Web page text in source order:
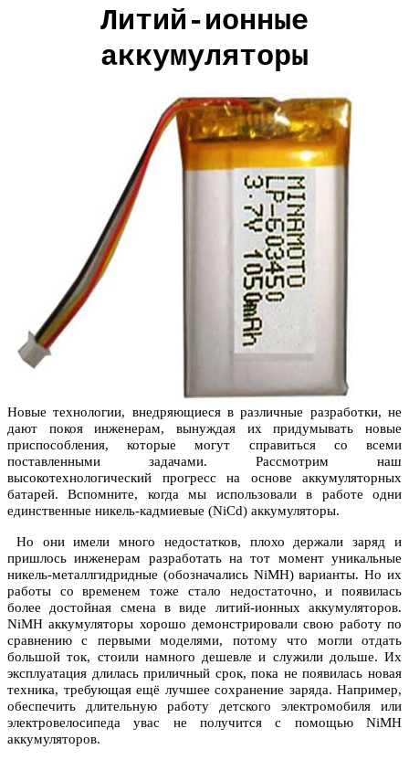
Литий-ионные
аккумуляторы
Новые технологии, внедряющиеся в различные разработки, не
дают покоя инженерам, вынуждая их придумывать новые
приспособления, которые могут справиться со всеми
поставленными задачами. Рассмотрим наш
высокотехнологический прогресс на основе аккумуляторных
батарей. Вспомните, когда мы использовали в работе одни
единственные никель-кадмиевые (NiCd) аккумуляторы.
Но они имели много недостатков, плохо держали заряд и
пришлось инженерам разработать на тот момент уникальные
никель-металлгидридные (обозначались NiMH) варианты. Но их
работы со временем тоже стало недостаточно, и появилась
более достойная смена в виде литий-ионных аккумуляторов.
NiMH аккумуляторы хорошо демонстрировали свою работу по
сравнению с первыми моделями, потому что могли отдать
большой ток, стоили намного дешевле и служили дольше. Их
эксплуатация длилась приличный срок, пока не появилась новая
техника, требующая ещё лучшее сохранение заряда. Например,
обеспечить длительную работу детского электромобиля или
электровелосипеда увас не получится с помощью NiMH
аккумуляторов.